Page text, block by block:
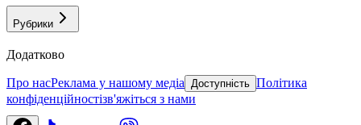
Рубрики
Додатково
Про насРеклама у нашому медіа Доступність Політика
конфіденційностізв'яжіться з нами